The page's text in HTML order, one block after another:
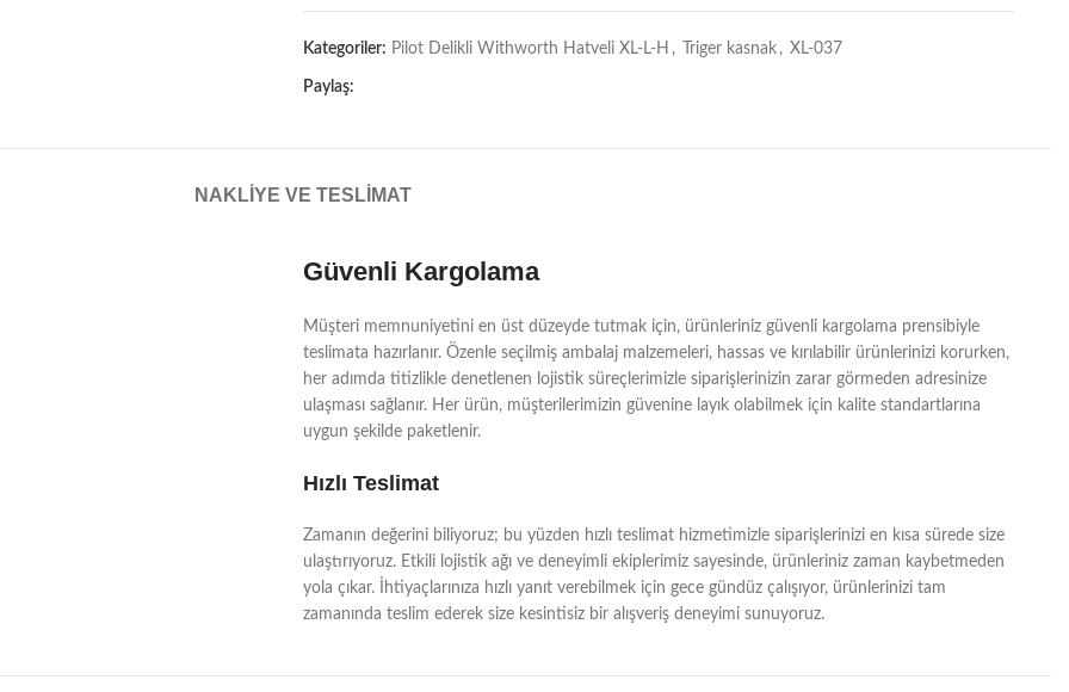
Kategoriler: Pilot Delikli Withworth Hatveli XL-L-H , Triger kasnak , XL-037
Paylaş:
NAKLIYE VE TESLIMAT
Güvenli Kargolama
Müşteri memnuniyetini en üst düzeyde tutmak için, ürünleriniz güvenli kargolama prensibiyle
teslimata hazırlanır. Özenle seçilmiş ambalaj malzemeleri, hassas ve kırılabilir ürünlerinizi korurken,
her adımda titizlikle denetlenen lojistik süreçlerimizle siparişlerinizin zarar görmeden adresinize
ulaşması sağlanır. Her ürün, müşterilerimizin güvenine layık olabilmek için kalite standartlarına
uygun şekilde paketlenir.
Hızlı Teslimat
Zamanın değerini biliyoruz; bu yüzden hızlı teslimat hizmetimizle siparişlerinizi en kısa sürede size
ulaştırıyoruz. Etkili lojistik ağı ve deneyimli ekiplerimiz sayesinde, ürünleriniz zaman kaybetmeden
yola çıkar. İhtiyaçlarınıza hızlı yanıt verebilmek için gece gündüz çalışıyor, ürünlerinizi tam
zamanında teslim ederek size kesintisiz bir alışveriş deneyimi sunuyoruz.